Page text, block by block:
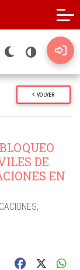
VOLVER
DE
EN
;